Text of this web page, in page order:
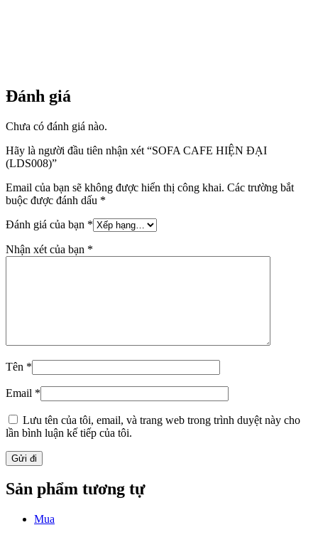
Đánh giá
Chưa có đánh giá nào.
Hãy là người đầu tiên nhận xét “SOFA CAFE HIỆN ĐẠI
(LDS008)”
Email của bạn sẽ không được hiển thị công khai. Các trường bắt
buộc được đánh dấu *
Đánh giá của bạn *
Nhận xét của bạn *
Tên *
Email *
Lưu tên của tôi, email, và trang web trong trình duyệt này cho
lần bình luận kế tiếp của tôi.
Sản phẩm tương tự
Mua